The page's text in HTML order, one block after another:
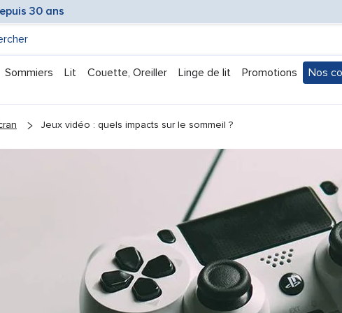
30 ans
Sommiers Lit Couette, Oreiller Linge de lit Promotions
Nos
Jeux vidéo : quels impacts sur le sommeil ?